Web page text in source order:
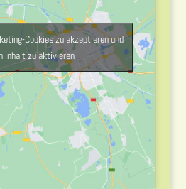
Cookies zu akzeptieren und
Inhalt zu aktivieren